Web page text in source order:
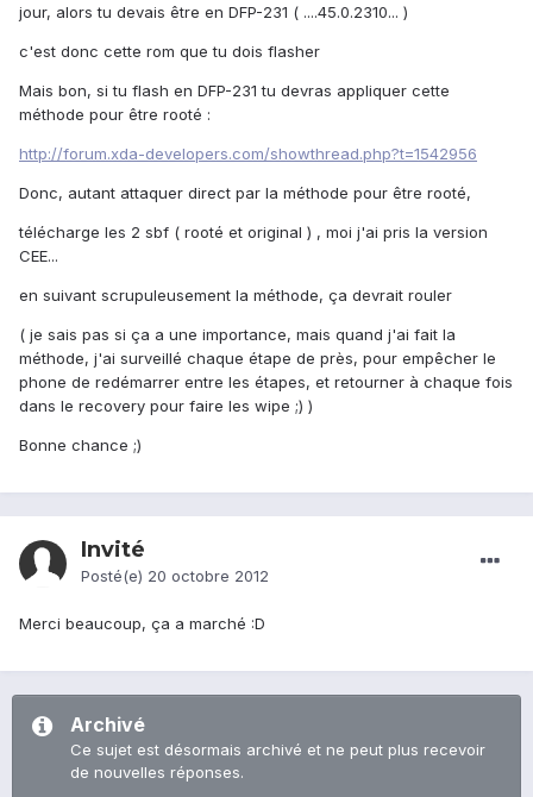
jour, alors tu devais être en DFP-231 ( ....45.0.2310... )
c'est donc cette rom que tu dois flasher
Mais bon, si tu flash en DFP-231 tu devras appliquer cette
méthode pour être rooté :
http://forum.xda-developers.com/showthread.php?t=1542956
Donc, autant attaquer direct par la méthode pour être rooté,
télécharge les 2 sbf ( rooté et original ) , moi j'ai pris la version
CEE...
en suivant scrupuleusement la méthode, ça devrait rouler
( je sais pas si ça a une importance, mais quand j'ai fait la
méthode, j'ai surveillé chaque étape de près, pour empêcher le
phone de redémarrer entre les étapes, et retourner à chaque fois
dans le recovery pour faire les wipe ;) )
Bonne chance ;)
Invité
Posté(e) 20 octobre 2012
Merci beaucoup, ça a marché :D
Archivé
Ce sujet est désormais archivé et ne peut plus recevoir
de nouvelles réponses.